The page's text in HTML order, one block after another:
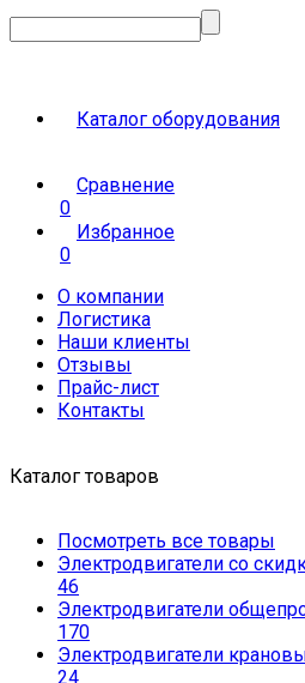
Каталог оборудования
Сравнение
0
Избранное
0
О компании
Логистика
Наши клиенты
Отзывы
Прайс-лист
Контакты
Каталог товаров
Посмотреть все товары
Электродвигатели со
46
Электродвигатели
170
Электродвигатели
24